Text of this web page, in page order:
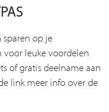
op je
voor leuke voordelen
of gratis deelname aan
link meer info over de